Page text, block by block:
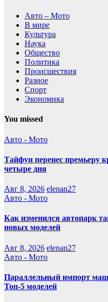
Авто – Мото
В мире
Культура
Наука
Общество
Политика
Происшествия
Разное
Спорт
Экономика
You missed
Авто - Мото
Тайфун перенес премьеру
четыре дня
Авг 8, 2026 elenan27
Авто - Мото
Как изменился автопарк
новых моделей
Авг 8, 2026 elenan27
Авто - Мото
Параллельный импорт
Топ-5 моделей